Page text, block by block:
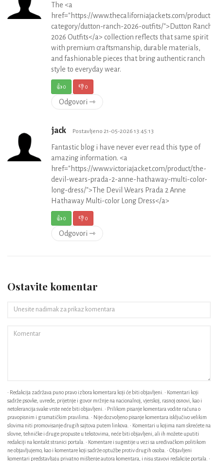
The <a
href="https://www.thecaliforniajackets.com/product-
category/dutton-ranch-2026-outfits/">Dutton Ranch
2026 Outfits</a> collection reflects that same spirit
with premium craftsmanship, durable materials,
and fashionable pieces that bring authentic ranch
style to everyday wear.
👍0 👎0
Odgovori ⇾
jack Postavljeno 21-05-2026 13:45:13
Fantastic blog i have never ever read this type of
amazing information. <a
href="https://www.victoriajacket.com/product/the-
devil-wears-prada-2-anne-hathaway-multi-color-
long-dress/">The Devil Wears Prada 2 Anne
Hathaway Multi-color Long Dress</a>
👍0 👎0
Odgovori ⇾
Ostavite komentar
• Redakcija zadržava puno pravo izbora komentara koji će biti objavljeni. • Komentari koji
sadrže psovke, uvrede, prijetnje i govor mržnje na nacionalnoj, vjerskoj, rasnoj osnovi, kao i
netolerancija svake vrste neće biti objavljeni. • Prilikom pisanje komentara vodite računa o
pravopisnim i gramatičkim pravilima. • Nije dozvoljeno pisanje komentara isključivo velikim
slovima niti promovisanje drugih sajtova putem linkova. • Komentari u kojima nam skrećete na
slovne, tehničke i druge propuste u tekstovima, neće biti objavljeni, ali ih možete uputiti
redakciji na kontakt stranici portala. • Komentare i sugestije u vezi sa uređivačkom politikom
ne objavljujemo, kao i komentare koji sadrže optužbe protiv drugih osoba. • Objavljeni
komentari predstavljaju privatno mišljenje autora komentara, i nisu stavovi redakcije portala. •